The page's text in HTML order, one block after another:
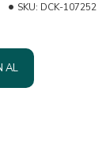
SKU: DCK-107252
AL